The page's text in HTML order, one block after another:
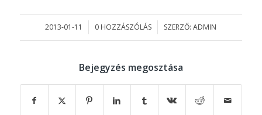
2013-01-11
/ 0 HOZZÁSZÓLÁS
/ SZERZŐ:ADMIN
Bejegyzés megosztása